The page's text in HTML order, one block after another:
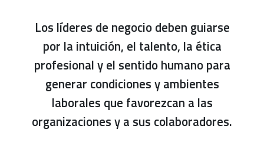
Los líderes de negocio deben guiarse
por la intuición, el talento, la ética
profesional y el sentido humano para
generar condiciones y ambientes
laborales que favorezcan a las
organizaciones y a sus colaboradores.